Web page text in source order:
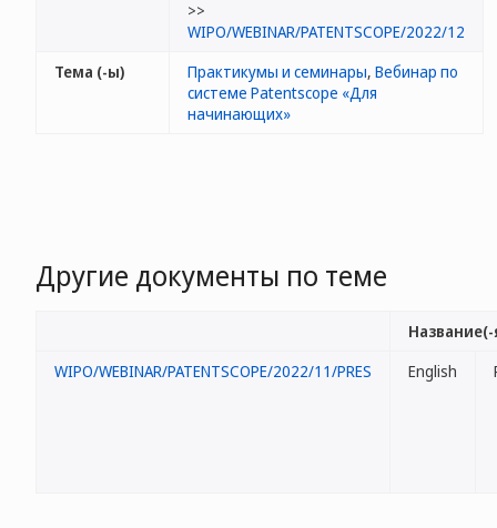
>>
WIPO/WEBINAR/PATENTSCOPE/2022/12
Тема (-ы)
Практикумы и семинары, Вебинар по
системе Patentscope «Для
начинающих»
Другие документы по теме
Название(-
WIPO/WEBINAR/PATENTSCOPE/2022/11/PRES
English